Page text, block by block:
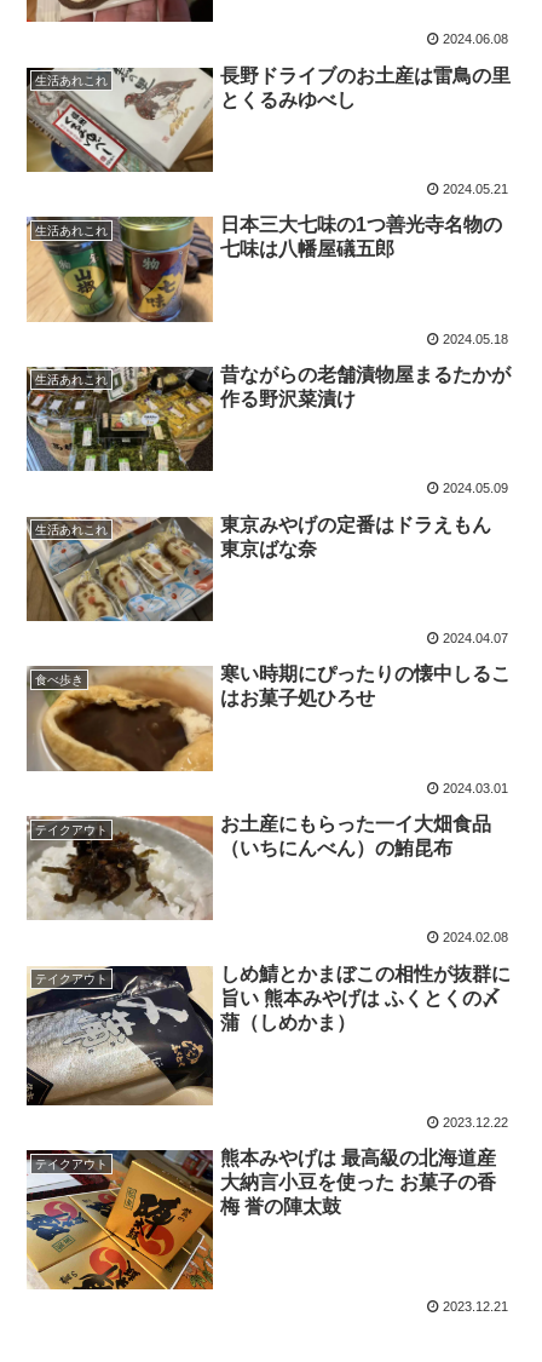
2024.06.08
生活あれこれ
長野ドライブのお土産は雷鳥の里
とくるみゆべし
2024.05.21
生活あれこれ
日本三大七味の1つ善光寺名物の
七味は八幡屋礒五郎
2024.05.18
生活あれこれ
昔ながらの老舗漬物屋まるたかが
作る野沢菜漬け
2024.05.09
生活あれこれ
東京みやげの定番はドラえもん
東京ばな奈
2024.04.07
食べ歩き
寒い時期にぴったりの懐中しるこ
はお菓子処ひろせ
2024.03.01
テイクアウト
お土産にもらった一イ大畑食品
（いちにんべん）の鮪昆布
2024.02.08
テイクアウト
しめ鯖とかまぼこの相性が抜群に
旨い 熊本みやげは ふくとくの〆
蒲（しめかま）
2023.12.22
テイクアウト
熊本みやげは 最高級の北海道産
大納言小豆を使った お菓子の香
梅 誉の陣太鼓
2023.12.21